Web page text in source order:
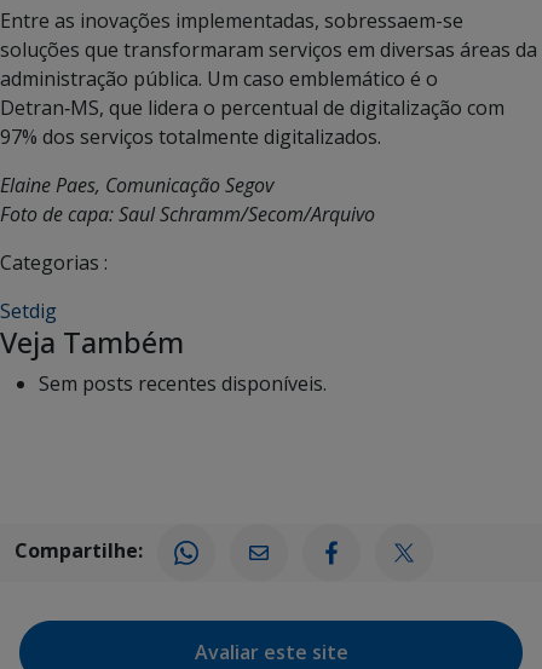
Entre as inovações implementadas, sobressaem-se
soluções que transformaram serviços em diversas áreas da
administração pública. Um caso emblemático é o
Detran‑MS, que lidera o percentual de digitalização com
97% dos serviços totalmente digitalizados.
Elaine Paes, Comunicação Segov
Foto de capa: Saul Schramm/Secom/Arquivo
Categorias :
Setdig
Veja Também
Sem posts recentes disponíveis.
Compartilhe:
Avaliar este site